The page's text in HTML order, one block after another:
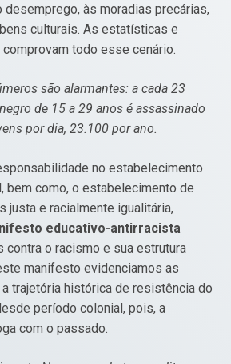
desemprego, às moradias precárias,
culturais. As estatísticas e
todo esse cenário.
são alarmantes: a cada 23
de 15 a 29 anos é assassinado
por dia, 23.100 por ano.
no estabelecimento
bem como, o estabelecimento de
justa e racialmente igualitária,
educativo-antirracista
contra o racismo e sua estrutura
manifesto evidenciamos as
trajetória histórica de resistência do
período colonial, pois, a
com o passado.